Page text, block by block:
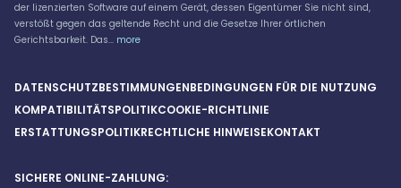
SICHERE ONLINE-ZAHLUNG:
der lizenzierten Software auf einem Gerät, dessen Eigentümer Sie nicht sind,
verstößt gegen das geltende Recht und die Gesetze Ihrer örtlichen
Gerichtsbarkeit. Das... more
DATENSCHUTZBESTIMMUNGENBEDINGUNGEN FÜR DIE NUTZUNG
KOMPATIBILITÄTSPOLITIKCOOKIE-RICHTLINIE
ERSTATTUNGSPOLITIKRECHTLICHE HINWEISEKONTAKT